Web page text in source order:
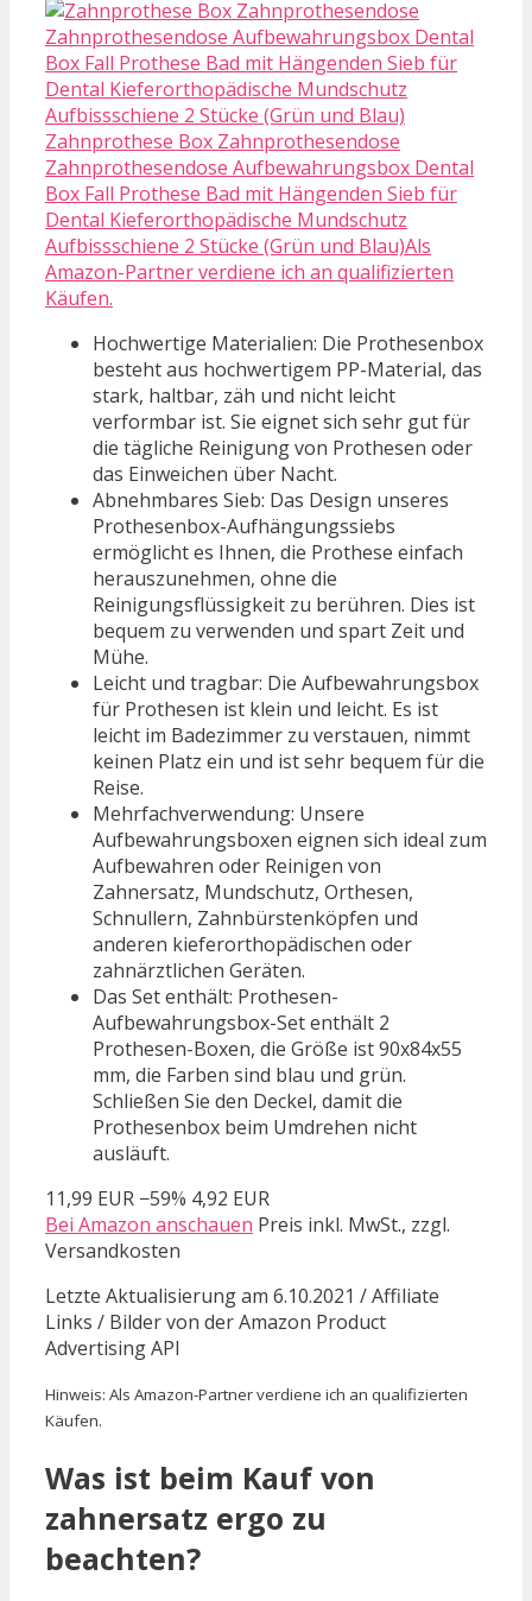
Zahnprothese Box Zahnprothesendose
Zahnprothesendose Aufbewahrungsbox Dental
Box Fall Prothese Bad mit Hängenden Sieb für
Dental Kieferorthopädische Mundschutz
Aufbissschiene 2 Stücke (Grün und Blau)Als
Amazon-Partner verdiene ich an qualifizierten
Käufen.
Hochwertige Materialien: Die Prothesenbox
besteht aus hochwertigem PP-Material, das
stark, haltbar, zäh und nicht leicht
verformbar ist. Sie eignet sich sehr gut für
die tägliche Reinigung von Prothesen oder
das Einweichen über Nacht.
Abnehmbares Sieb: Das Design unseres
Prothesenbox-Aufhängungssiebs
ermöglicht es Ihnen, die Prothese einfach
herauszunehmen, ohne die
Reinigungsflüssigkeit zu berühren. Dies ist
bequem zu verwenden und spart Zeit und
Mühe.
Leicht und tragbar: Die Aufbewahrungsbox
für Prothesen ist klein und leicht. Es ist
leicht im Badezimmer zu verstauen, nimmt
keinen Platz ein und ist sehr bequem für die
Reise.
Mehrfachverwendung: Unsere
Aufbewahrungsboxen eignen sich ideal zum
Aufbewahren oder Reinigen von
Zahnersatz, Mundschutz, Orthesen,
Schnullern, Zahnbürstenköpfen und
anderen kieferorthopädischen oder
zahnärztlichen Geräten.
Das Set enthält: Prothesen-
Aufbewahrungsbox-Set enthält 2
Prothesen-Boxen, die Größe ist 90x84x55
mm, die Farben sind blau und grün.
Schließen Sie den Deckel, damit die
Prothesenbox beim Umdrehen nicht
ausläuft.
11,99 EUR −59% 4,92 EUR
Bei Amazon anschauen Preis inkl. MwSt., zzgl.
Versandkosten
Letzte Aktualisierung am 6.10.2021 / Affiliate
Links / Bilder von der Amazon Product
Advertising API
Hinweis: Als Amazon-Partner verdiene ich an qualifizierten
Käufen.
Was ist beim Kauf von
zahnersatz ergo zu
beachten?